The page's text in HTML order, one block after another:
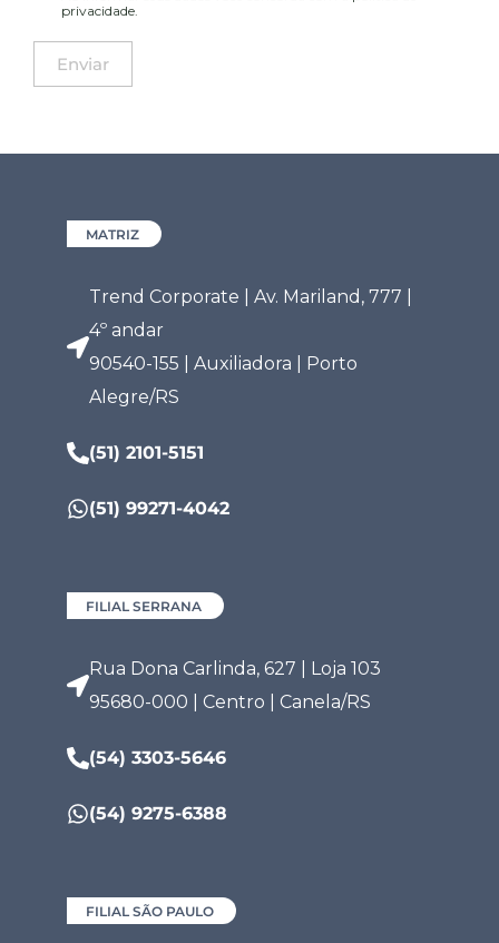
privacidade.
MATRIZ
Trend Corporate | Av. Mariland, 777 |
4º andar
90540-155 | Auxiliadora | Porto
Alegre/RS
(51) 2101-5151
(51) 99271-4042
FILIAL SERRANA
Rua Dona Carlinda, 627 | Loja 103
95680-000 | Centro | Canela/RS
(54) 3303-5646
(54) 9275-6388
FILIAL SÃO PAULO